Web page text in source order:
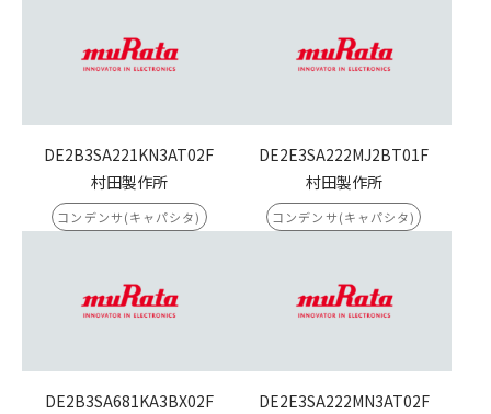
DE2B3SA221KN3AT02F
村田製作所
コンデンサ(キャパシタ)
DE2E3SA222MJ2BT01F
村田製作所
コンデンサ(キャパシタ)
DE2B3SA681KA3BX02F
DE2E3SA222MN3AT02F